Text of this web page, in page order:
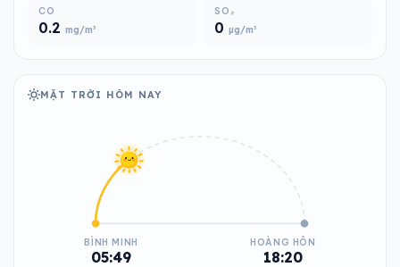
CO
0.2 mg/m³
SO₂
0 µg/m³
MẶT TRỜI HÔM NAY
BÌNH MINH
05:49
HOÀNG HÔN
18:20